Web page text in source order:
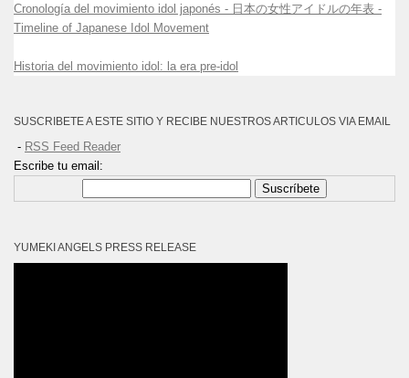
Cronología del movimiento idol japonés - 日本の女性アイドルの年表 -
Timeline of Japanese Idol Movement
Historia del movimiento idol: la era pre-idol
SUSCRIBETE A ESTE SITIO Y RECIBE NUESTROS ARTICULOS VIA EMAIL
- RSS Feed Reader
Escribe tu email:
Suscríbete
YUMEKI ANGELS PRESS RELEASE